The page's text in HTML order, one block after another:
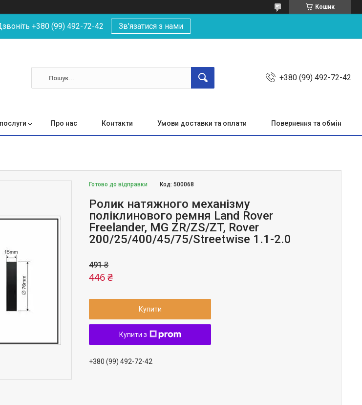
Кошик
+380 (99) 492-72-42 Зв'язатися з нами
+380 (99) 492-72-42
Про нас Контакти Умови доставки та оплати Повернення та обмін
Готово до відправки Код:500068
Ролик натяжного механізму
поліклинового ремня Land Rover
Freelander, MG ZR/ZS/ZT, Rover
200/25/400/45/75/Streetwise 1.1-2.0
491 ₴
446 ₴
Купити
Купити з
+380 (99) 492-72-42